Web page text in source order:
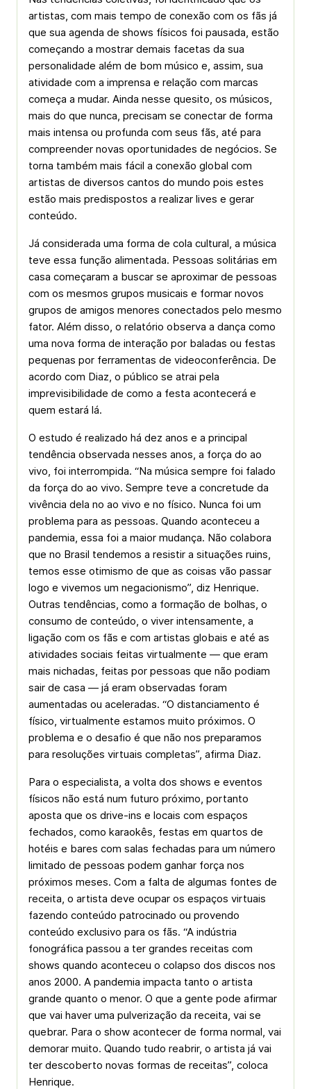
artistas, com mais tempo de conexão com os fãs já
que sua agenda de shows físicos foi pausada, estão
começando a mostrar demais facetas da sua
personalidade além de bom músico e, assim, sua
atividade com a imprensa e relação com marcas
começa a mudar. Ainda nesse quesito, os músicos,
mais do que nunca, precisam se conectar de forma
mais intensa ou profunda com seus fãs, até para
compreender novas oportunidades de negócios. Se
torna também mais fácil a conexão global com
artistas de diversos cantos do mundo pois estes
estão mais predispostos a realizar lives e gerar
conteúdo.
Já considerada uma forma de cola cultural, a música
teve essa função alimentada. Pessoas solitárias em
casa começaram a buscar se aproximar de pessoas
com os mesmos grupos musicais e formar novos
grupos de amigos menores conectados pelo mesmo
fator. Além disso, o relatório observa a dança como
uma nova forma de interação por baladas ou festas
pequenas por ferramentas de videoconferência. De
acordo com Diaz, o público se atrai pela
imprevisibilidade de como a festa acontecerá e
quem estará lá.
O estudo é realizado há dez anos e a principal
tendência observada nesses anos, a força do ao
vivo, foi interrompida. “Na música sempre foi falado
da força do ao vivo. Sempre teve a concretude da
vivência dela no ao vivo e no físico. Nunca foi um
problema para as pessoas. Quando aconteceu a
pandemia, essa foi a maior mudança. Não colabora
que no Brasil tendemos a resistir a situações ruins,
temos esse otimismo de que as coisas vão passar
logo e vivemos um negacionismo”, diz Henrique.
Outras tendências, como a formação de bolhas, o
consumo de conteúdo, o viver intensamente, a
ligação com os fãs e com artistas globais e até as
atividades sociais feitas virtualmente — que eram
mais nichadas, feitas por pessoas que não podiam
sair de casa — já eram observadas foram
aumentadas ou aceleradas. “O distanciamento é
físico, virtualmente estamos muito próximos. O
problema e o desafio é que não nos preparamos
para resoluções virtuais completas”, afirma Diaz.
Para o especialista, a volta dos shows e eventos
físicos não está num futuro próximo, portanto
aposta que os drive-ins e locais com espaços
fechados, como karaokês, festas em quartos de
hotéis e bares com salas fechadas para um número
limitado de pessoas podem ganhar força nos
próximos meses. Com a falta de algumas fontes de
receita, o artista deve ocupar os espaços virtuais
fazendo conteúdo patrocinado ou provendo
conteúdo exclusivo para os fãs. “A indústria
fonográfica passou a ter grandes receitas com
shows quando aconteceu o colapso dos discos nos
anos 2000. A pandemia impacta tanto o artista
grande quanto o menor. O que a gente pode afirmar
que vai haver uma pulverização da receita, vai se
quebrar. Para o show acontecer de forma normal, vai
demorar muito. Quando tudo reabrir, o artista já vai
ter descoberto novas formas de receitas”, coloca
Henrique.